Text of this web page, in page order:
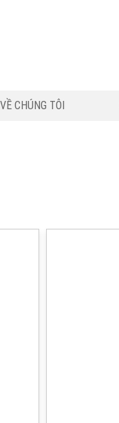
VỀ CHÚNG TÔI